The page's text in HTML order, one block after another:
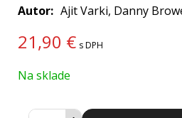
Autor
Ajit Varki, Danny
21,90 € s DPH
Na sklade